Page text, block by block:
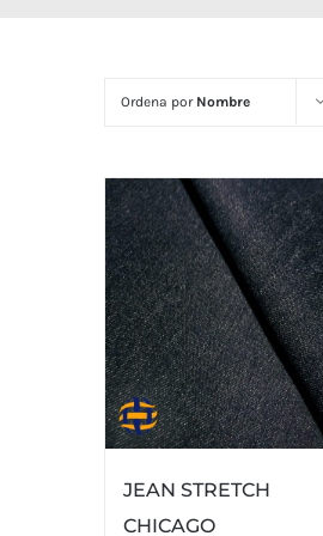
Ordena por Nombre
JEAN STRETCH
CHICAGO